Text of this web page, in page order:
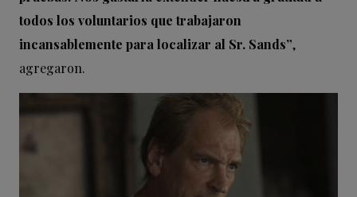
todos los voluntarios que trabajaron
incansablemente para localizar al Sr. Sands”,
agregaron.